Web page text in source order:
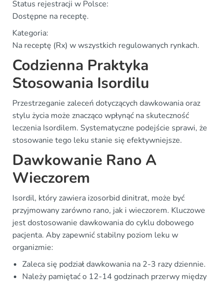
Status rejestracji w Polsce:
Dostępne na receptę.
Kategoria:
Na receptę (Rx) w wszystkich regulowanych rynkach.
Codzienna Praktyka
Stosowania Isordilu
Przestrzeganie zaleceń dotyczących dawkowania oraz
stylu życia może znacząco wpłynąć na skuteczność
leczenia Isordilem. Systematyczne podejście sprawi, że
stosowanie tego leku stanie się efektywniejsze.
Dawkowanie Rano A
Wieczorem
Isordil, który zawiera izosorbid dinitrat, może być
przyjmowany zarówno rano, jak i wieczorem. Kluczowe
jest dostosowanie dawkowania do cyklu dobowego
pacjenta. Aby zapewnić stabilny poziom leku w
organizmie:
Zaleca się podział dawkowania na 2-3 razy dziennie.
Należy pamiętać o 12-14 godzinach przerwy między